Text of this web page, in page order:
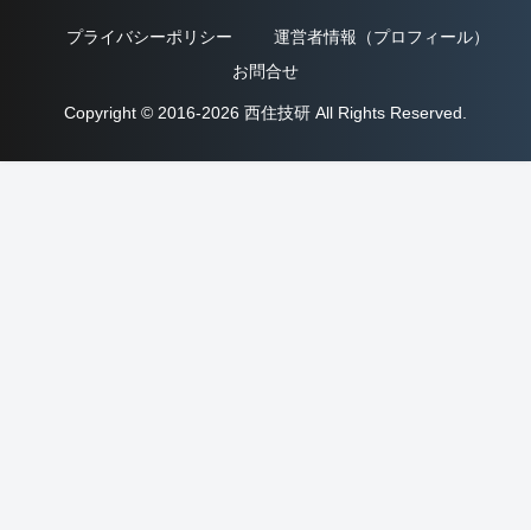
プライバシーポリシー
運営者情報（プロフィール）
お問合せ
Copyright © 2016-2026 西住技研 All Rights Reserved.